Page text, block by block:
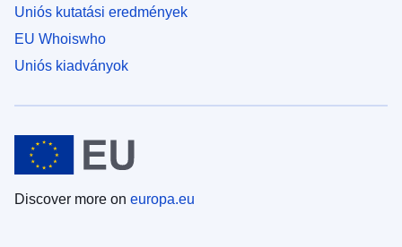
Uniós kutatási eredmények
EU Whoiswho
Uniós kiadványok
Discover more on europa.eu